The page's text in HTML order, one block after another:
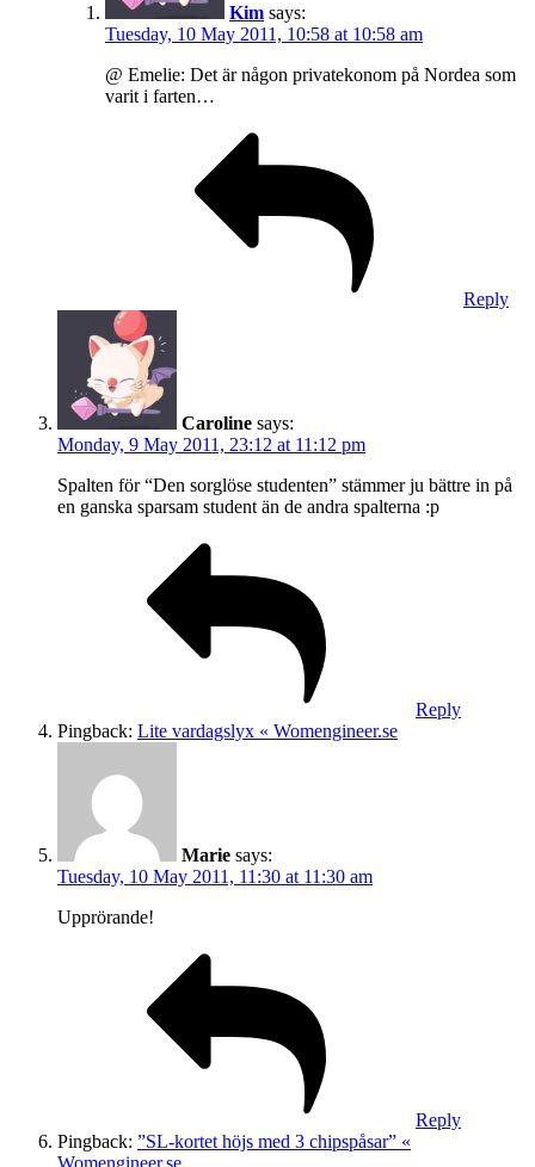
Kim says:
Tuesday, 10 May 2011, 10:58 at 10:58 am
@ Emelie: Det är någon privatekonom på Nordea som
varit i farten…
Reply
Caroline says:
Monday, 9 May 2011, 23:12 at 11:12 pm
Spalten för “Den sorglöse studenten” stämmer ju bättre in på
en ganska sparsam student än de andra spalterna :p
Reply
Pingback: Lite vardagslyx « Womengineer.se
Marie says:
Tuesday, 10 May 2011, 11:30 at 11:30 am
Upprörande!
Reply
Pingback: ”SL-kortet höjs med 3 chipspåsar” «
Womengineer.se